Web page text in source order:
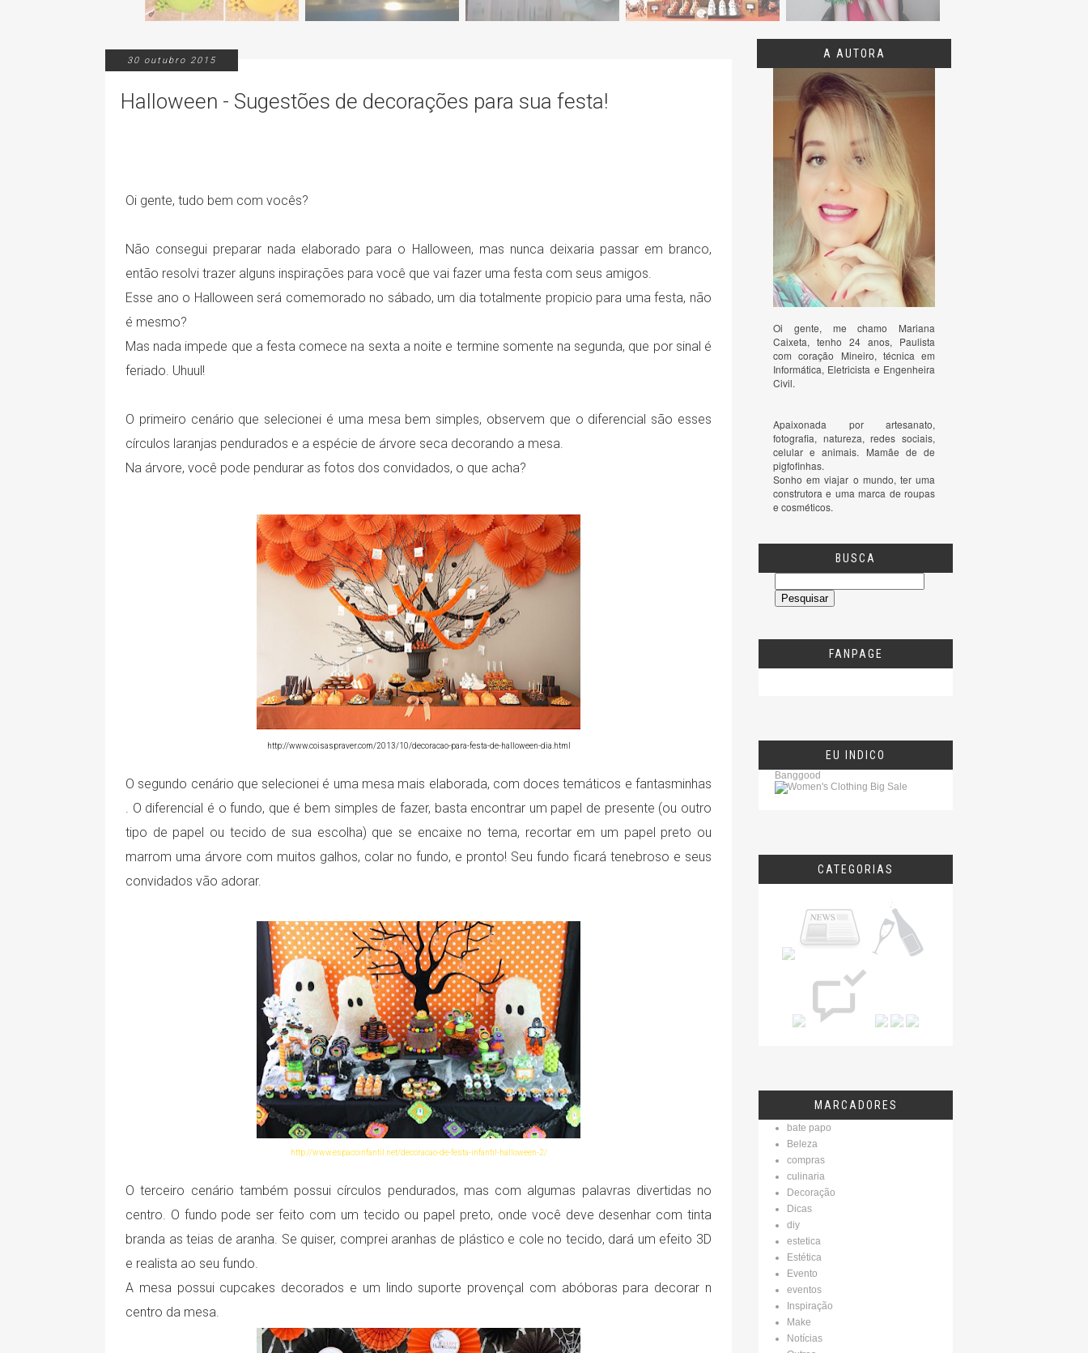
30 outubro 2015
Halloween - Sugestões de decorações para sua festa!
Oi gente, tudo bem com vocês?
Não consegui preparar nada elaborado para o Halloween, mas nunca deixaria passar em branco,
então resolvi trazer alguns inspirações para você que vai fazer uma festa com seus amigos.
Esse ano o Halloween será comemorado no sábado, um dia totalmente propicio para uma festa, não
é mesmo?
Mas nada impede que a festa comece na sexta a noite e termine somente na segunda, que por sinal é
feriado. Uhuul!
O primeiro cenário que selecionei é uma mesa bem simples, observem que o diferencial são esses
círculos laranjas pendurados e a espécie de árvore seca decorando a mesa.
Na árvore, você pode pendurar as fotos dos convidados, o que acha?
http://www.coisaspraver.com/2013/10/decoracao-para-festa-de-halloween-dia.html
O segundo cenário que selecionei é uma mesa mais elaborada, com doces temáticos e fantasminhas
. O diferencial é o fundo, que é bem simples de fazer, basta encontrar um papel de presente (ou outro
tipo de papel ou tecido de sua escolha) que se encaixe no tema, recortar em um papel preto ou
marrom uma árvore com muitos galhos, colar no fundo, e pronto! Seu fundo ficará tenebroso e seus
convidados vão adorar.
http://www.espacoinfantil.net/decoracao-de-festa-infantil-halloween-2/
O terceiro cenário também possui círculos pendurados, mas com algumas palavras divertidas no
centro. O fundo pode ser feito com um tecido ou papel preto, onde você deve desenhar com tinta
branda as teias de aranha. Se quiser, comprei aranhas de plástico e cole no tecido, dará um efeito 3D
e realista ao seu fundo.
A mesa possui cupcakes decorados e um lindo suporte provençal com abóboras para decorar n
centro da mesa.
A AUTORA
Oi gente, me chamo Mariana
Caixeta, tenho 24 anos, Paulista
com coração Mineiro, técnica em
Informática, Eletricista e Engenheira
Civil.
Apaixonada por artesanato,
fotografia, natureza, redes sociais,
celular e animais. Mamãe de de
pigfofinhas.
Sonho em viajar o mundo, ter uma
construtora e uma marca de roupas
e cosméticos.
BUSCA
FANPAGE
EU INDICO
Banggood
CATEGORIAS
MARCADORES
bate papo
Beleza
compras
culinaria
Decoração
Dicas
diy
estetica
Estética
Evento
eventos
Inspiração
Make
Notícias